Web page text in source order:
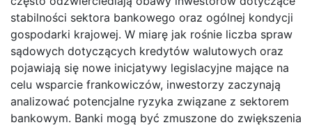
stabilności sektora bankowego oraz ogólnej kondycji
gospodarki krajowej. W miarę jak rośnie liczba spraw
sądowych dotyczących kredytów walutowych oraz
pojawiają się nowe inicjatywy legislacyjne mające na
celu wsparcie frankowiczów, inwestorzy zaczynają
analizować potencjalne ryzyka związane z sektorem
bankowym. Banki mogą być zmuszone do zwiększenia